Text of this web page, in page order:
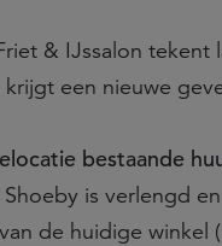
& IJssalon
een nieuwe
bestaande
is verlengd
de huidige